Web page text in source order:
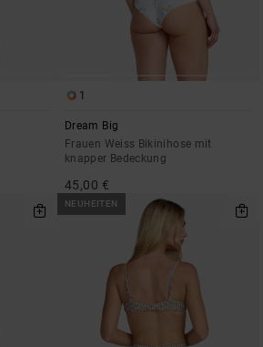
1
Dream Big
Frauen Weiss Bikinihose mit
knapper Bedeckung
45,00 €
NEUHEITEN